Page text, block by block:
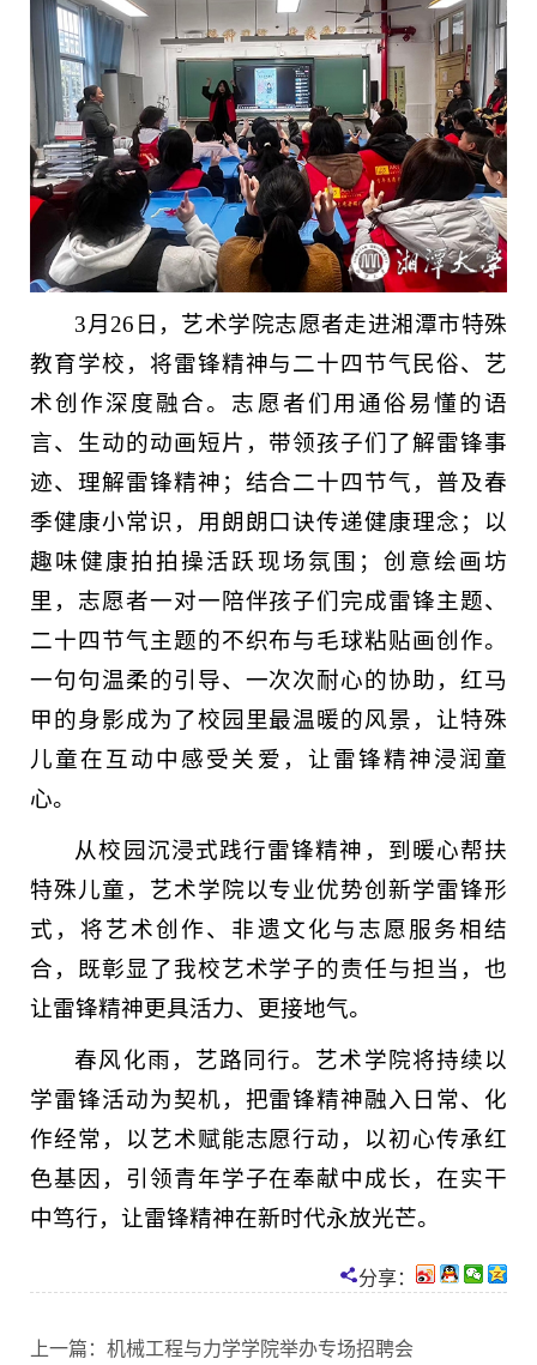
3月26日，艺术学院志愿者走进湘潭市特殊
教育学校，将雷锋精神与二十四节气民俗、艺
术创作深度融合。志愿者们用通俗易懂的语
言、生动的动画短片，带领孩子们了解雷锋事
迹、理解雷锋精神；结合二十四节气，普及春
季健康小常识，用朗朗口诀传递健康理念；以
趣味健康拍拍操活跃现场氛围；创意绘画坊
里，志愿者一对一陪伴孩子们完成雷锋主题、
二十四节气主题的不织布与毛球粘贴画创作。
一句句温柔的引导、一次次耐心的协助，红马
甲的身影成为了校园里最温暖的风景，让特殊
儿童在互动中感受关爱，让雷锋精神浸润童
心。
从校园沉浸式践行雷锋精神，到暖心帮扶
特殊儿童，艺术学院以专业优势创新学雷锋形
式，将艺术创作、非遗文化与志愿服务相结
合，既彰显了我校艺术学子的责任与担当，也
让雷锋精神更具活力、更接地气。
春风化雨，艺路同行。艺术学院将持续以
学雷锋活动为契机，把雷锋精神融入日常、化
作经常，以艺术赋能志愿行动，以初心传承红
色基因，引领青年学子在奉献中成长，在实干
中笃行，让雷锋精神在新时代永放光芒。
分享：
上一篇： 机械工程与力学学院举办专场招聘会